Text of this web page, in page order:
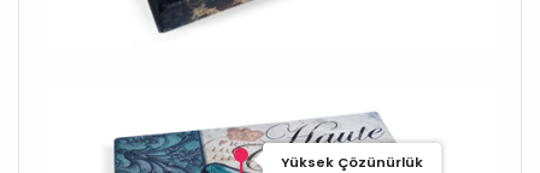
Yüksek Çözünürlük